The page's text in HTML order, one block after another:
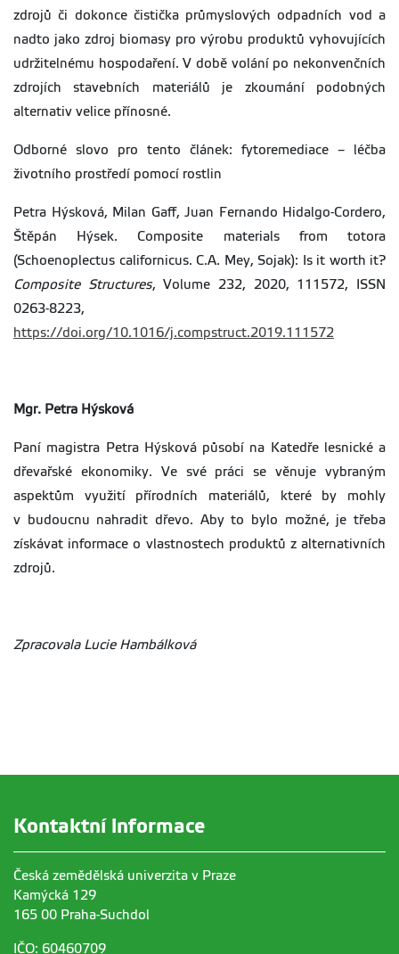
zdrojů či dokonce čistička průmyslových odpadních vod a
nadto jako zdroj biomasy pro výrobu produktů vyhovujících
udržitelnému hospodaření. V době volání po nekonvenčních
zdrojích stavebních materiálů je zkoumání podobných
alternativ velice přínosné.
Odborné slovo pro tento článek: fytoremediace – léčba
životního prostředí pomocí rostlin
Petra Hýsková, Milan Gaff, Juan Fernando Hidalgo-Cordero,
Štěpán Hýsek. Composite materials from totora
(Schoenoplectus californicus. C.A. Mey, Sojak): Is it worth it?
Composite Structures, Volume 232, 2020, 111572, ISSN
0263-8223,
https://doi.org/10.1016/j.compstruct.2019.111572
Mgr. Petra Hýsková
Paní magistra Petra Hýsková působí na Katedře lesnické a
dřevařské ekonomiky. Ve své práci se věnuje vybraným
aspektům využití přírodních materiálů, které by mohly
v budoucnu nahradit dřevo. Aby to bylo možné, je třeba
získávat informace o vlastnostech produktů z alternativních
zdrojů.
Zpracovala Lucie Hambálková
Kontaktní informace
Česká zemědělská univerzita v Praze
Kamýcká 129
165 00 Praha-Suchdol
IČO: 60460709